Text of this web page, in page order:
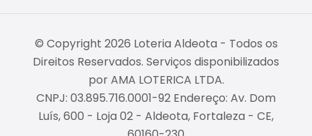
© Copyright 2026 Loteria Aldeota - Todos os
Direitos Reservados. Serviços disponibilizados
por AMA LOTERICA LTDA.
CNPJ: 03.895.716.0001-92 Endereço: Av. Dom
Luís, 600 - Loja 02 - Aldeota, Fortaleza - CE,